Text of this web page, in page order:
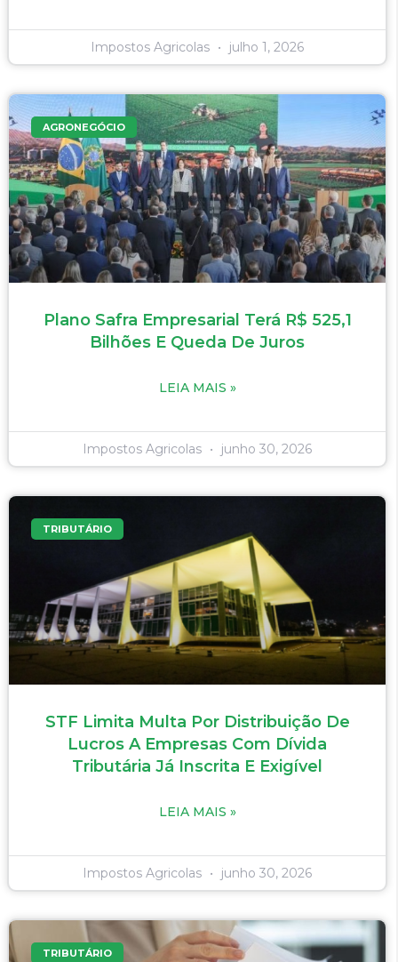
Impostos Agricolas julho 1, 2026
AGRONEGÓCIO
Plano Safra Empresarial Terá R$ 525,1
Bilhões E Queda De Juros
LEIA MAIS »
Impostos Agricolas junho 30, 2026
TRIBUTÁRIO
STF Limita Multa Por Distribuição De
Lucros A Empresas Com Dívida
Tributária Já Inscrita E Exigível
LEIA MAIS »
Impostos Agricolas junho 30, 2026
TRIBUTÁRIO